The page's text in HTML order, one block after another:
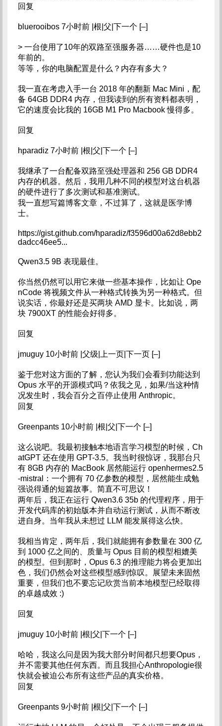
回复
bluerooibos 7小时前 |根|父|下一个 [–]
> 一台使用了10年的双路至强服务器……硬件也是10
年前的。
等等，你的电脑配置是什么？内存有多大？
我一直在考虑入手一台 2018 年的翻新 Mac Mini，配
备 64GB DDR4 内存，但我读到的所有资料都表明，
它的速度会比我的 16GB M1 Pro Macbook 慢得多。
回复
hparadiz 7小时前 |根|父|下一个 [–]
我继承了一台配备双路至强处理器和 256 GB DDR4
内存的机器。然后，我用几种不同的模型对这台机器
的硬件进行了多次测试和基准测试。
我一直想写篇博客文章，不过算了，这就是医学博
士。
https://gist.github.com/hparadiz/f3596d00a62d8ebb2
dadcc46ee5...
Qwen3.5 9B 表现最佳。
你当然仍然可以用它来做一些基本操作，比如让 Ope
nCode 将视频文件从一种格式转换为另一种格式。但
说实话，你最好还是买两块 AMD 显卡。比如说，两
块 7900XT 的性能会好得多。
回复
jmuguy 10小时前 |父级|上一页|下一页 [–]
鉴于您对这方面的了解，您认为我们会看到功能达到
Opus 水平的开源模式吗？依我之见，如果/当这种情
况发生时，我会百分之百停止使用 Anthropic。
回复
Greenpants 10小时前 |根|父|下一个 [–]
这么说吧。我最初接触本地语言学习模型的时候，Ch
atGPT 还在使用 GPT-3.5。我当时很惊讶，我那台只
有 8GB 内存的 MacBook 居然能运行 openhermes2.5
-mistral：一个拥有 70 亿参数的模型，居然能生成勉
强说得通的短篇故事。简直不可思议！
两年后，我正在运行 Qwen3.6 35b 的代理程序，用于
开发代码库的初始版本并自动运行测试，从而不断改
进自身。当年我从未想过 LLM 能发展得这么快。
我相当肯定，两年后，我们就能拥有参数量在 300 亿
到 1000 亿之间的、质量与 Opus 目前的模型相媲美
的模型。但到那时，Opus 6.3 的推理能力将会更加出
色，我们仍然会对这些模型感到惊叹。展望未来固然
重要，但我们也不要忘记欣赏当前本地模型已经取得
的卓越成效 :)
回复
jmuguy 10小时前 |根|父|下一个 [–]
哈哈，我这么问是因为我大部分时间都只想要Opus，
并不需要其他任何东西。而且我担心Anthropologie很
快就会被迫公布所有这些产品的真实价格。
回复
Greenpants 9小时前 |根|父|下一个 [–]